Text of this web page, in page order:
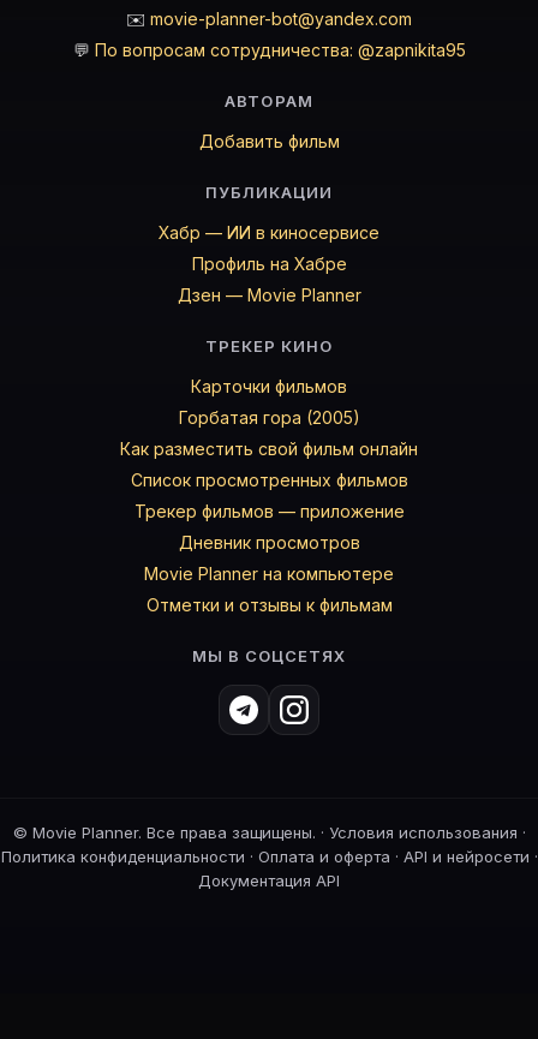
✉️ movie-planner-bot@yandex.com
💬 По вопросам сотрудничества: @zapnikita95
АВТОРАМ
Добавить фильм
ПУБЛИКАЦИИ
Хабр — ИИ в киносервисе
Профиль на Хабре
Дзен — Movie Planner
ТРЕКЕР КИНО
Карточки фильмов
Горбатая гора (2005)
Как разместить свой фильм онлайн
Список просмотренных фильмов
Трекер фильмов — приложение
Дневник просмотров
Movie Planner на компьютере
Отметки и отзывы к фильмам
МЫ В СОЦСЕТЯХ
© Movie Planner. Все права защищены. · Условия использования ·
Политика конфиденциальности · Оплата и оферта · API и нейросети ·
Документация API